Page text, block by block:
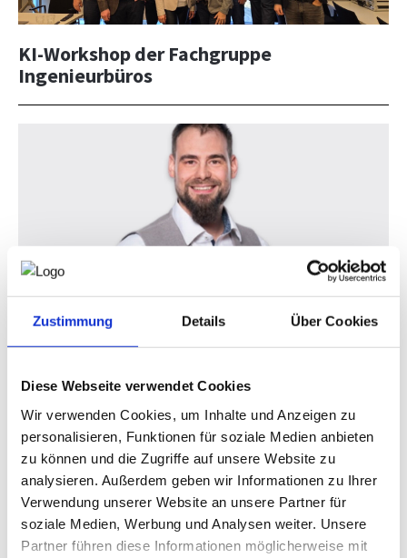
Zustimmung Details Über Cookies
Diese Webseite verwendet Cookies
Wir verwenden Cookies, um Inhalte und Anzeigen zu
personalisieren, Funktionen für soziale Medien anbieten
zu können und die Zugriffe auf unsere Website zu
analysieren. Außerdem geben wir Informationen zu Ihrer
Verwendung unserer Website an unsere Partner für
soziale Medien, Werbung und Analysen weiter. Unsere
Partner führen diese Informationen möglicherweise mit
KI-Workshop der Fachgruppe
Ingenieurbüros
eine Chance für Betriebe"